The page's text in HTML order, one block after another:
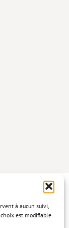
à aucun suivi,
est modifiable